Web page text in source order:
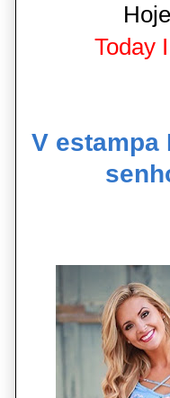
Today
V estampa